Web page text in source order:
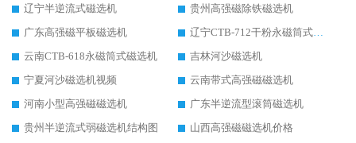
辽宁半逆流式磁选机
贵州高强磁除铁磁选机
广东高强磁平板磁选机
辽宁CTB-712干粉永磁筒式磁选机
云南CTB-618永磁筒式磁选机
吉林河沙磁选机
宁夏河沙磁选机视频
云南带式高强磁磁选机
河南小型高强磁磁选机
广东半逆流型滚筒磁选机
贵州半逆流式弱磁选机结构图
山西高强磁磁选机价格